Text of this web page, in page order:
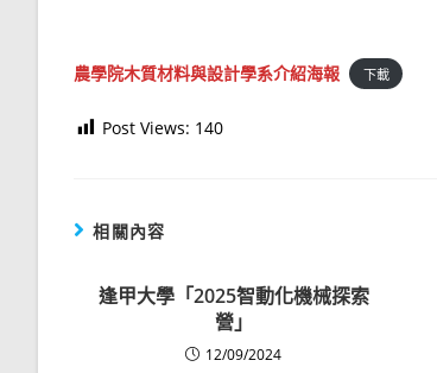
農學院木質材料與設計學系介紹海報 下載
Post Views: 140
相關內容
逢甲大學「2025智動化機械探索
營」
12/09/2024